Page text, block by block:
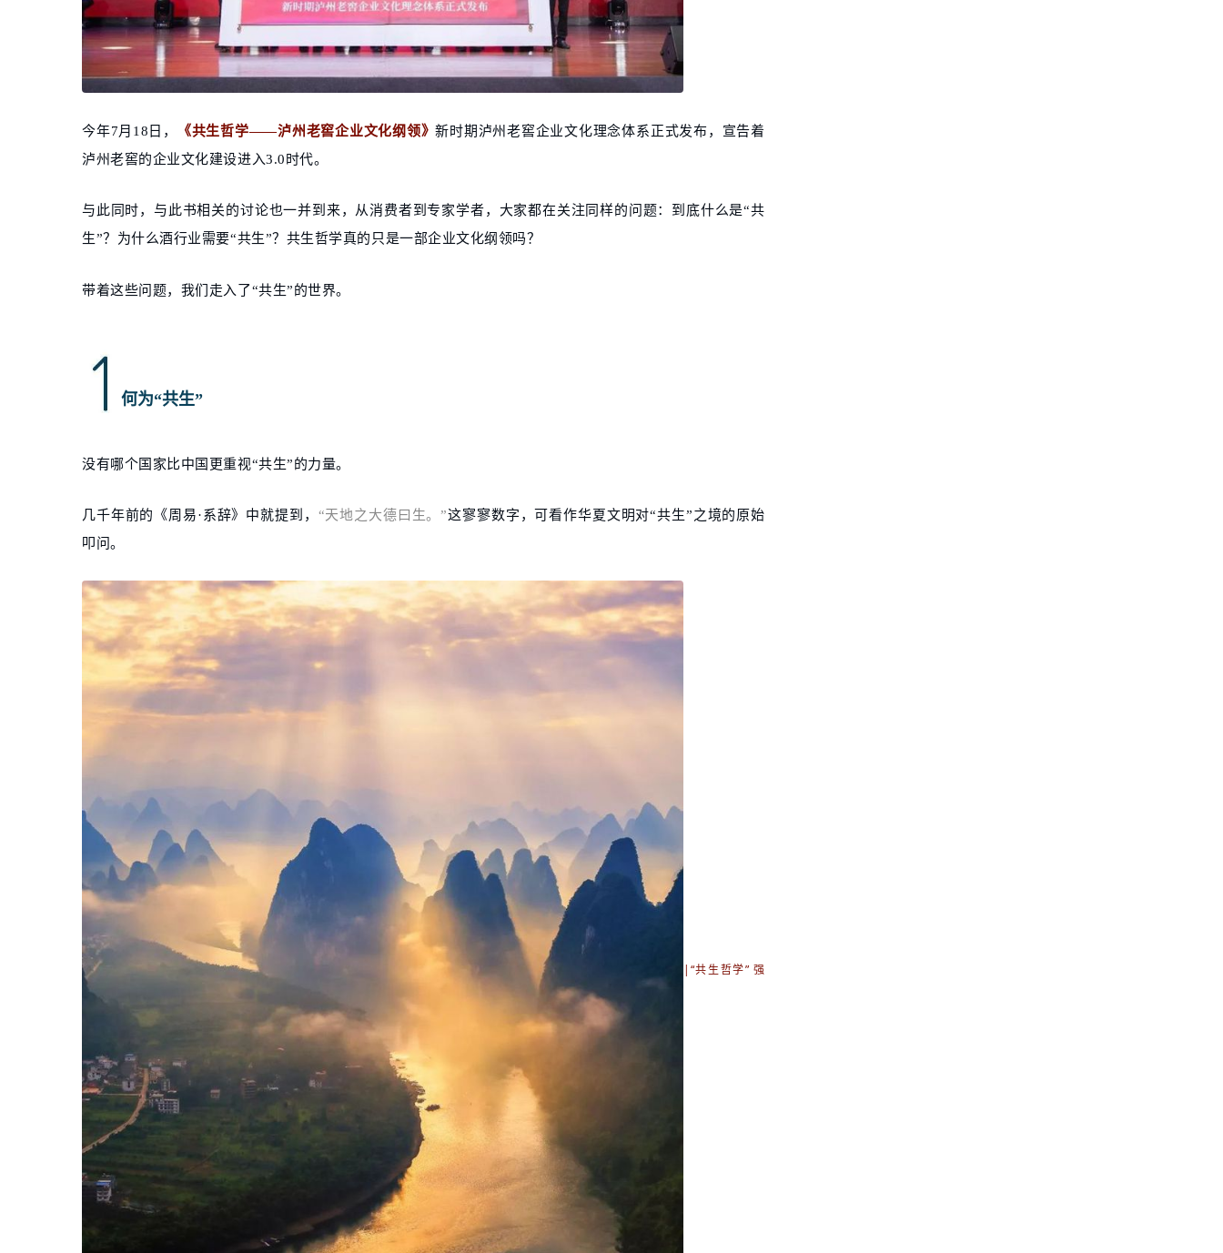
今年7月18日， 《共生哲学——泸州老窖企业文化纲领》新时期泸州老窖企业文化理念体系正式发布，宣告着
泸州老窖的企业文化建设进入3.0时代。
与此同时，与此书相关的讨论也一并到来，从消费者到专家学者，大家都在关注同样的问题：到底什么是“共
生”？为什么酒行业需要“共生”？共生哲学真的只是一部企业文化纲领吗？
带着这些问题，我们走入了“共生”的世界。
何为“共生”
没有哪个国家比中国更重视“共生”的力量。
几千年前的《周易·系辞》中就提到， “天地之大德曰生。”这寥寥数字，可看作华夏文明对“共生”之境的原始
叩问。
| “共生哲学” 强